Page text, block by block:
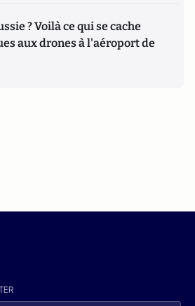
? Voilà ce qui se cache
aux drones à l'aéroport de